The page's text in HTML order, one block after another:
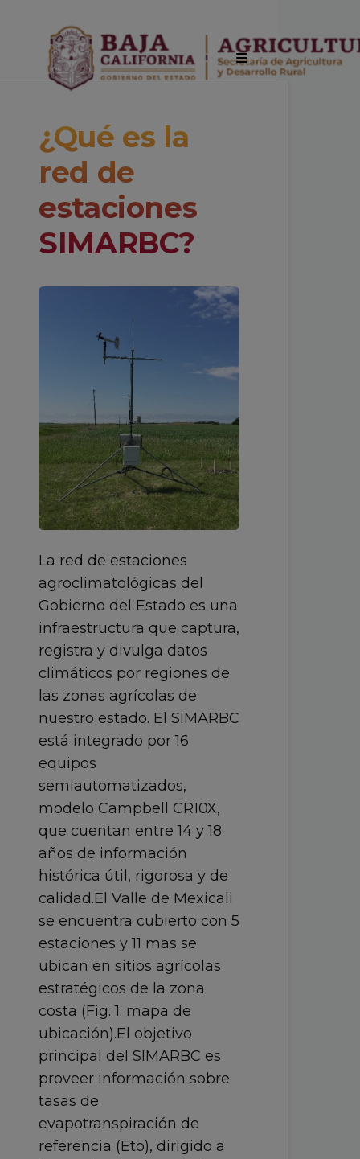
¿Qué es la
red de
estaciones
SIMARBC?
La red de estaciones
agroclimatológicas del
Gobierno del Estado es una
infraestructura que captura,
registra y divulga datos
climáticos por regiones de
las zonas agrícolas de
nuestro estado. El SIMARBC
está integrado por 16
equipos
semiautomatizados,
modelo Campbell CR10X,
que cuentan entre 14 y 18
años de información
histórica útil, rigorosa y de
calidad.El Valle de Mexicali
se encuentra cubierto con 5
estaciones y 11 mas se
ubican en sitios agrícolas
estratégicos de la zona
costa (Fig. 1: mapa de
ubicación).El objetivo
principal del SIMARBC es
proveer información sobre
tasas de
evapotranspiración de
referencia (Eto), dirigido a